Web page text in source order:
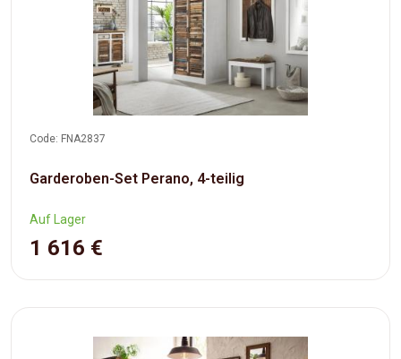
Code: FNA2837
Garderoben-Set Perano, 4-teilig
Auf Lager
1 616 €